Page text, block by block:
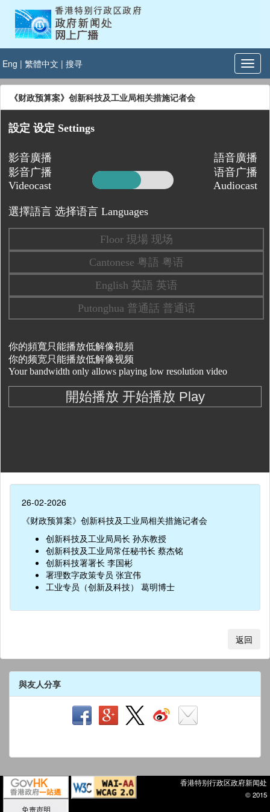
Eng | 繁體中文 | 搜寻
《财政预算案》创新科技及工业局相关措施记者会
26-02-2026
《财政预算案》创新科技及工业局相关措施记者会
创新科技及工业局局长 孙东教授
创新科技及工业局常任秘书长 蔡杰铭
创新科技署署长 李国彬
署理数字政策专员 张宜伟
工业专员（创新及科技） 葛明博士
返回
與友人分享
香港特别行政区政府新闻处
© 2015